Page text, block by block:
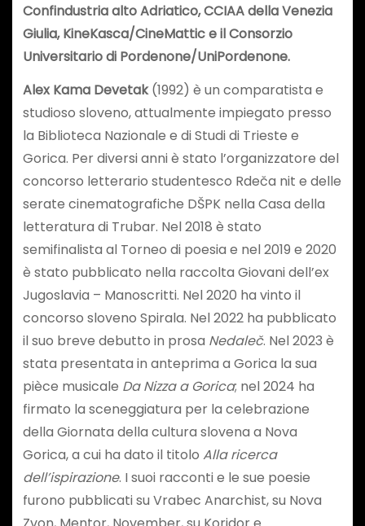
Confindustria alto Adriatico, CCIAA della Venezia
Giulia, KineKasca/CineMattic e il Consorzio
Universitario di Pordenone/UniPordenone.
Alex Kama Devetak(1992) è un comparatista e
studioso sloveno, attualmente impiegato presso
la Biblioteca Nazionale e di Studi di Trieste e
Gorica. Per diversi anni è stato l’organizzatore del
concorso letterario studentesco Rdeča nit e delle
serate cinematografiche DŠPK nella Casa della
letteratura di Trubar. Nel 2018 è stato
semifinalista al Torneo di poesia e nel 2019 e 2020
è stato pubblicato nella raccolta Giovani dell’ex
Jugoslavia – Manoscritti. Nel 2020 ha vinto il
concorso sloveno Spirala. Nel 2022 ha pubblicato
il suo breve debutto in prosa Nedaleč. Nel 2023 è
stata presentata in anteprima a Gorica la sua
pièce musicale Da Nizza a Gorica; nel 2024 ha
firmato la sceneggiatura per la celebrazione
della Giornata della cultura slovena a Nova
Gorica, a cui ha dato il titolo Alla ricerca
dell’ispirazione. I suoi racconti e le sue poesie
furono pubblicati su Vrabec Anarchist, su Nova